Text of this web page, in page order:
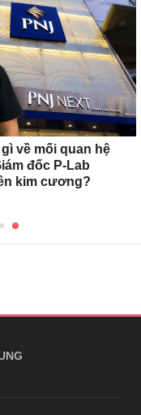
về mối quan hệ
đốc P-Lab
kim cương?